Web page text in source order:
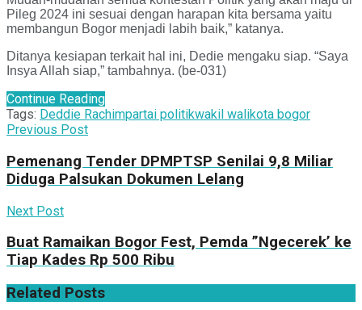
Pileg 2024 ini sesuai dengan harapan kita bersama yaitu
membangun Bogor menjadi labih baik,” katanya.
Ditanya kesiapan terkait hal ini, Dedie mengaku siap. “Saya
Insya Allah siap,” tambahnya. (be-031)
Continue Reading
Tags: Deddie Rachimpartai politikwakil walikota bogor
Previous Post
Pemenang Tender DPMPTSP Senilai 9,8 Miliar
Diduga Palsukan Dokumen Lelang
Next Post
Buat Ramaikan Bogor Fest, Pemda ”Ngecerek’ ke
Tiap Kades Rp 500 Ribu
Related Posts